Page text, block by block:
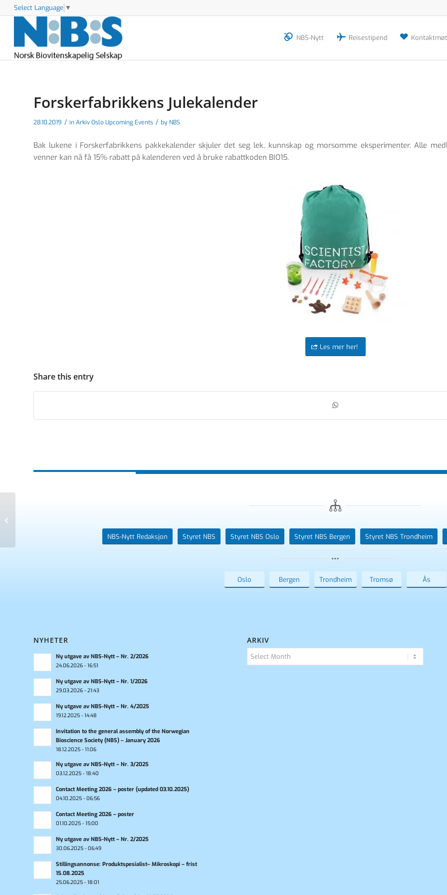
Select Language ▼
NBS-Nytt Reisestipend
Forskerfabrikkens Julekalender
28.10.2019 / inArkiv Oslo Upcoming Events / by NBS
Bak lukene i Forskerfabrikkens pakkekalender skjuler det seg lek, kunnskap og morsomme eksperimenter. Alle
venner kan nå få 15% rabatt på kalenderen ved å bruke rabattkoden BIO15.
Les mer her!
Share this entry
NBS-Nytt Redaksjon Styret NBS Styret NBS Oslo Styret NBS Bergen Styret NBS Trondheim
Oslo Bergen Trondheim Tromsø Ås
NYHETER
Ny utgave av NBS-Nytt – Nr. 2/2026
24.06.2026 - 16:51
Ny utgave av NBS-Nytt – Nr. 1/2026
29.03.2026 - 21:43
Ny utgave av NBS-Nytt – Nr. 4/2025
19.12.2025 - 14:48
Invitation to the general assembly of the Norwegian
Bioscience Society (NBS) – January 2026
18.12.2025 - 11:06
Ny utgave av NBS-Nytt – Nr. 3/2025
03.12.2025 - 18:40
Contact Meeting 2026 – poster (updated 03.10.2025)
04.10.2025 - 06:56
Contact Meeting 2026 – poster
01.10.2025 - 15:00
Ny utgave av NBS-Nytt – Nr. 2/2025
30.06.2025 - 06:49
Stillingsannonse: Produktspesialist– Mikroskopi – frist
15.08.2025
25.06.2025 - 18:01
ARKIV